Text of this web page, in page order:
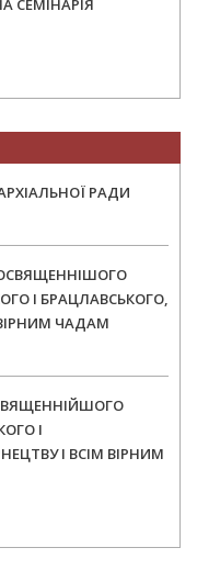
СЕМІНАРІЯ
РАДИ
І БРАЦЛАВСЬКОГО,
ЧАДАМ
І
І ВСІМ ВІРНИМ